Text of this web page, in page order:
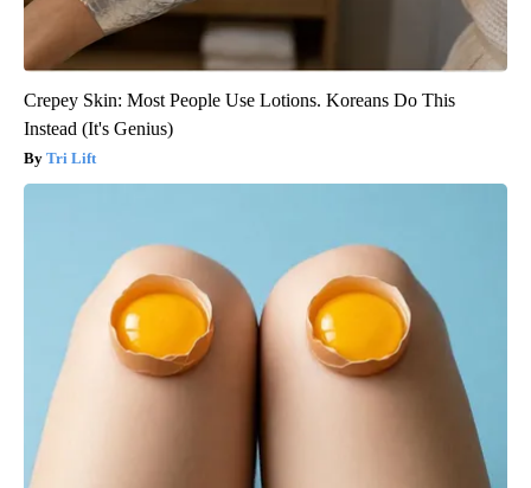
Crepey Skin: Most People Use Lotions. Koreans Do This
Instead (It's Genius)
Tri Lift